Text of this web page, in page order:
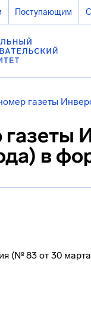
Поступающим
газеты
в
(№ 83 от 30